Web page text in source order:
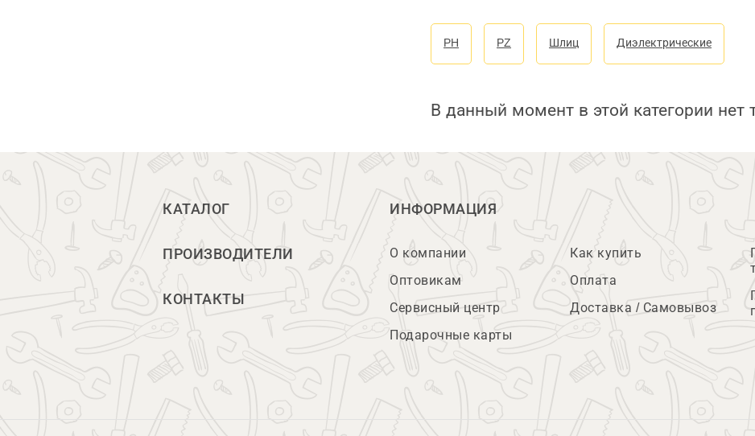
PH PZ Шлиц Диэлектрические
В данный момент в этой категории нет
КАТАЛОГ
ПРОИЗВОДИТЕЛИ
КОНТАКТЫ
ИНФОРМАЦИЯ
О компании
Оптовикам
Сервисный центр
Подарочные карты
Как купить
Оплата
Доставка / Самовывоз